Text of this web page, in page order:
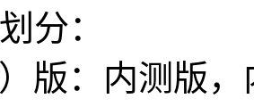
分：
版：内测版